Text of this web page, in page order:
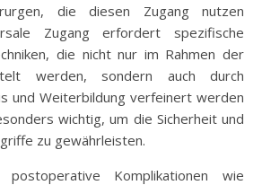
die diesen Zugang nutzen
Zugang erfordert spezifische
die nicht nur im Rahmen der
werden, sondern auch durch
und Weiterbildung verfeinert werden
wichtig, um die Sicherheit und
zu gewährleisten.
postoperative Komplikationen wie